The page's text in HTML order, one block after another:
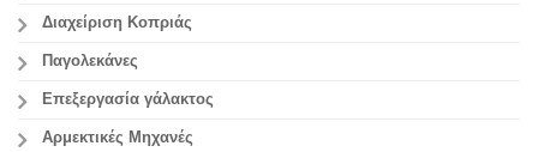
Διαχείριση Κοπριάς
Παγολεκάνες
Επεξεργασία γάλακτος
Aρμεκτικές Μηχανές